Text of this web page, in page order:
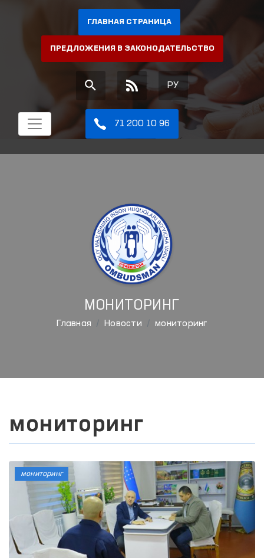
ГЛАВНАЯ СТРАНИЦА
ПРЕДЛОЖЕНИЯ В ЗАКОНОДАТЕЛЬСТВО
РУ
71 200 10 96
МОНИТОРИНГ
Главная Новости мониторинг
мониторинг
мониторинг